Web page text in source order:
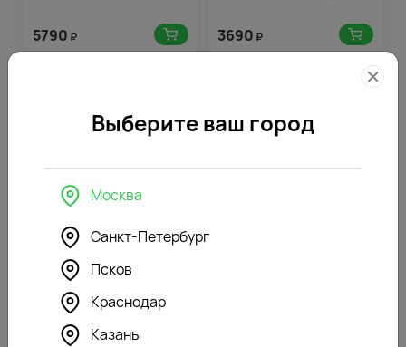
5790 ₽ 3690 ₽
Тут точно не сработает скромный букет «для
взгляда. И, конечно, быстро понимает, выбирали
подарок с мыслью или схватили первое попавшееся у
метро.
Ему нужна форма и характер. Хорошо идут
структурные цветы с сильным силуэтом: темные
каллы, экзотическая протея, графичный антуриум.
Неплохо добавить зелени с фактурой — например,
Выберите ваш город
Москва
Санкт-Петербург
Псков
Краснодар
Казань